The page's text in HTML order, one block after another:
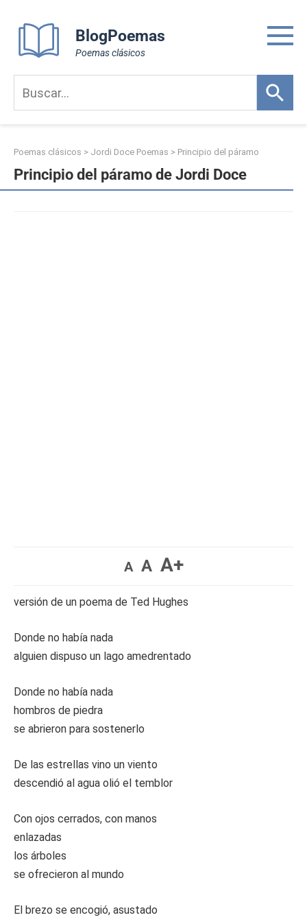
content
BlogPoemas
Poemas clásicos
Poemas clásicos > Jordi Doce Poemas > Principio del páramo
Principio del páramo de Jordi Doce
A A A+
versión de un poema de Ted Hughes
Donde no había nada
alguien dispuso un lago amedrentado
Donde no había nada
hombros de piedra
se abrieron para sostenerlo
De las estrellas vino un viento
descendió al agua olió el temblor
Con ojos cerrados, con manos
enlazadas
los árboles
se ofrecieron al mundo
El brezo se encogió, asustado